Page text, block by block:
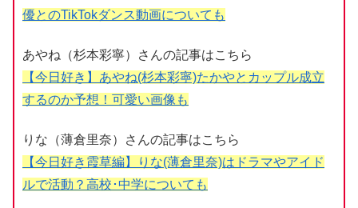
優とのTikTokダンス動画についても
あやね（杉本彩寧）さんの記事はこちら
【今日好き】あやね(杉本彩寧)たかやとカップル成立
するのか予想！可愛い画像も
りな（薄倉里奈）さんの記事はこちら
【今日好き霞草編】りな(薄倉里奈)はドラマやアイド
ルで活動？高校･中学についても